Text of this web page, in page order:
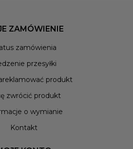
ZAMÓWIENIE
zamówienia
przesyłki
produkt
zwrócić produkt
o wymianie
Kontakt